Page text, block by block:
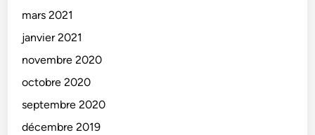
mars 2021
janvier 2021
novembre 2020
octobre 2020
septembre 2020
décembre 2019